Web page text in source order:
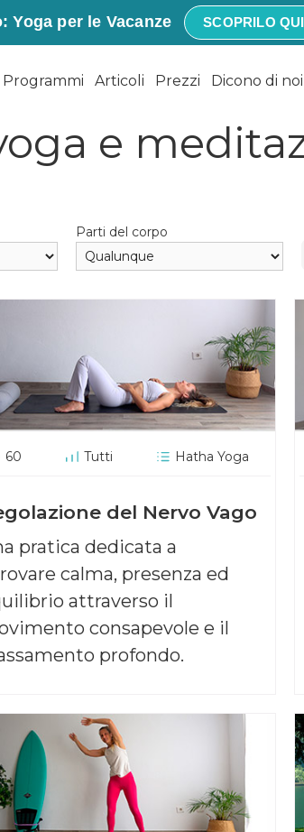
Yoga per le Vacanze SCOPRILO QUI
Programmi Articoli Prezzi Dicono di noi
e
Parti del corpo
60 Tutti Hatha Yoga
del Nervo Vago
pratica dedicata a
calma, presenza ed
attraverso il
consapevole e il
profondo.